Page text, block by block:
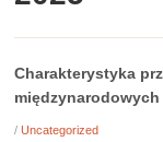
Charakterystyka
międzynarodowych
/Uncategorized